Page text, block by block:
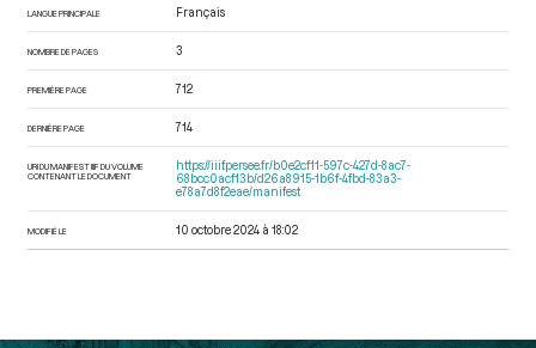
LANGUE PRINCIPALE Français
NOMBRE DE PAGES 3
PREMIÈRE PAGE 712
DERNIÈRE PAGE 714
URI DU MANIFEST IIIF DU VOLUME
CONTENANT LE DOCUMENT
https://iiif.persee.fr/b0e2cf11-597c-427d-8ac7-
68bcc0acf13b/d26a8915-1b6f-4fbd-83a3-
e78a7d8f2eae/manifest
MODIFIÉ LE 10 octobre 2024 à 18:02